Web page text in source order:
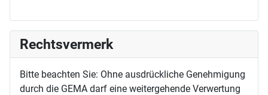
Rechtsvermerk
Bitte beachten Sie: Ohne ausdrückliche Genehmigung
durch die GEMA darf eine weitergehende Verwertung